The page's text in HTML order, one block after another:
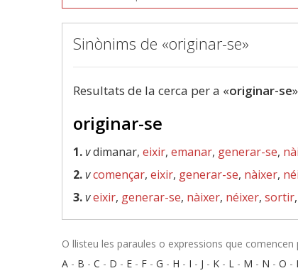
Sinònims de «originar-se»
Resultats de la cerca per a «originar-se
originar-se
1.vdimanar, eixir, emanar, generar-se,
2.vcomençar, eixir, generar-se, nàixer,
3.veixir, generar-se, nàixer, néixer, sortir
O llisteu les paraules o expressions que comencen
A - B - C - D - E - F - G - H - I - J - K - L - M - N - O -